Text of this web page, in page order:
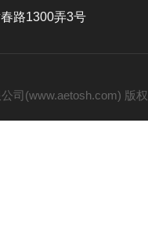
路1300弄3号
公司(www.aetosh.com)